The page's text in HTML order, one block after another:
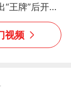
“王牌”后开启
视频